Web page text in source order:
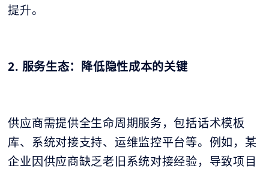
提升。
2. 服务生态：降低隐性成本的关键
供应商需提供全生命周期服务，包括话术模板
库、系统对接支持、运维监控平台等。例如，某
企业因供应商缺乏老旧系统对接经验，导致项目